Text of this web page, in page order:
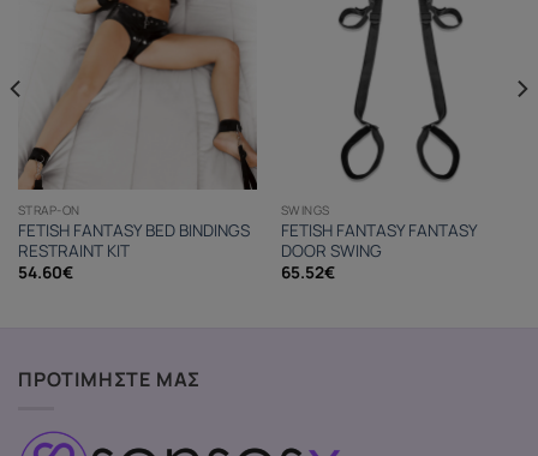
STRAP-ON
FETISH FANTASY BED BINDINGS
RESTRAINT KIT
54.60€
SWINGS
FETISH FANTASY FANTASY
DOOR SWING
65.52€
ΠΡΟΤΙΜΗΣΤΕ ΜΑΣ